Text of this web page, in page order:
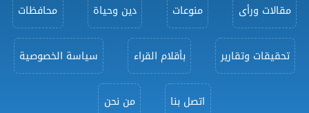
مقالات ورأى منوعات دين وحياة محافظات
تحقيقات وتقارير بأقلام القراء سياسة الخصوصية
اتصل بنا من نحن